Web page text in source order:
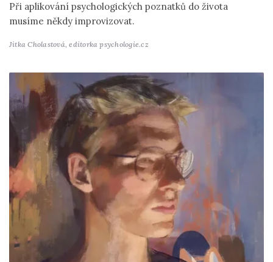
Při aplikování psychologických poznatků do života
musíme někdy improvizovat.
Jitka Cholastová,editorka psychologie.cz